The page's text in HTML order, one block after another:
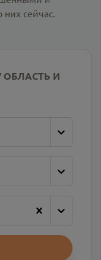
них сейчас.
ОБЛАСТЬ И